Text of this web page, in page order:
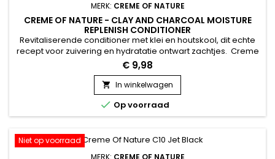
MERK: CREME OF NATURE
CREME OF NATURE - CLAY AND CHARCOAL MOISTURE
REPLENISH CONDITIONER
Revitaliserende conditioner met klei en houtskool, dit echte
recept voor zuivering en hydratatie ontwart zachtjes. Creme
of Nature Clay en Charcoal Moisture Resplenish Conditioner
is ontwikkeld om de natuurlijke conditie van het haar aan te
vullen en te herstellen. Verrijkt met panthenol, klei, actieve
kool en arganolie, biedt Crème of Nature...
€ 9,98
 In winkelwagen
 Op voorraad
Niet op voorraad
MERK: CREME OF NATURE